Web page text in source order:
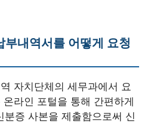
내역서를 어떻게 요청
자치단체의 세무과에서 요
라인 포털을 통해 간편하게
분증 사본을 제출함으로써 신